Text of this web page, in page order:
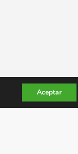
Aceptar